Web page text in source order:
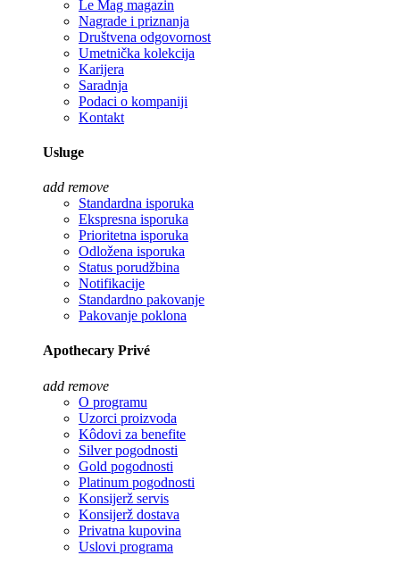
Le Mag magazin
Nagrade i priznanja
Društvena odgovornost
Umetnička kolekcija
Karijera
Saradnja
Podaci o kompaniji
Kontakt
Usluge
add remove
Standardna isporuka
Ekspresna isporuka
Prioritetna isporuka
Odložena isporuka
Status porudžbina
Notifikacije
Standardno pakovanje
Pakovanje poklona
Apothecary Privé
add remove
O programu
Uzorci proizvoda
Kôdovi za benefite
Silver pogodnosti
Gold pogodnosti
Platinum pogodnosti
Konsijerž servis
Konsijerž dostava
Privatna kupovina
Uslovi programa